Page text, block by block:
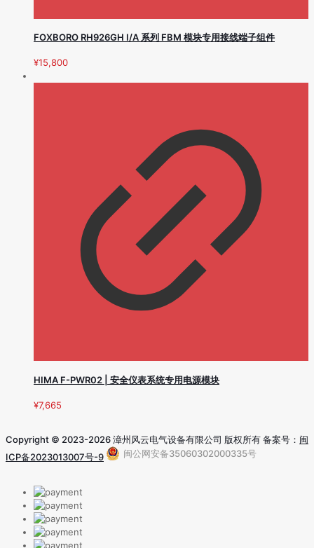
FOXBORO RH926GH I/A 系列 FBM 模块专用接线端子组件
¥15,800
HIMA F-PWR02 | 安全仪表系统专用电源模块
¥7,665
Copyright © 2023-2026 漳州风云电气设备有限公司 版权所有 备案号： 闽
ICP备2023013007号-9
闽公网安备35060302000335号